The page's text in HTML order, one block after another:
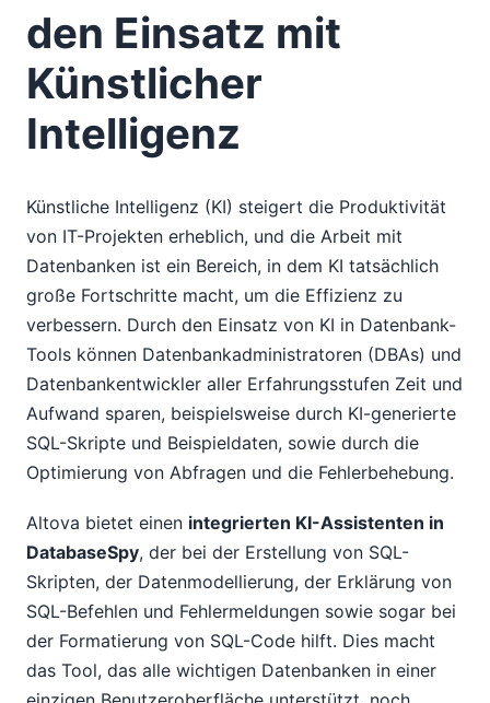
den Einsatz mit
Künstlicher
Intelligenz
Künstliche Intelligenz (KI) steigert die Produktivität
von IT-Projekten erheblich, und die Arbeit mit
Datenbanken ist ein Bereich, in dem KI tatsächlich
große Fortschritte macht, um die Effizienz zu
verbessern. Durch den Einsatz von KI in Datenbank-
Tools können Datenbankadministratoren (DBAs) und
Datenbankentwickler aller Erfahrungsstufen Zeit und
Aufwand sparen, beispielsweise durch KI-generierte
SQL-Skripte und Beispieldaten, sowie durch die
Optimierung von Abfragen und die Fehlerbehebung.
Altova bietet einen integrierten KI-Assistenten in
DatabaseSpy, der bei der Erstellung von SQL-
Skripten, der Datenmodellierung, der Erklärung von
SQL-Befehlen und Fehlermeldungen sowie sogar bei
der Formatierung von SQL-Code hilft. Dies macht
das Tool, das alle wichtigen Datenbanken in einer